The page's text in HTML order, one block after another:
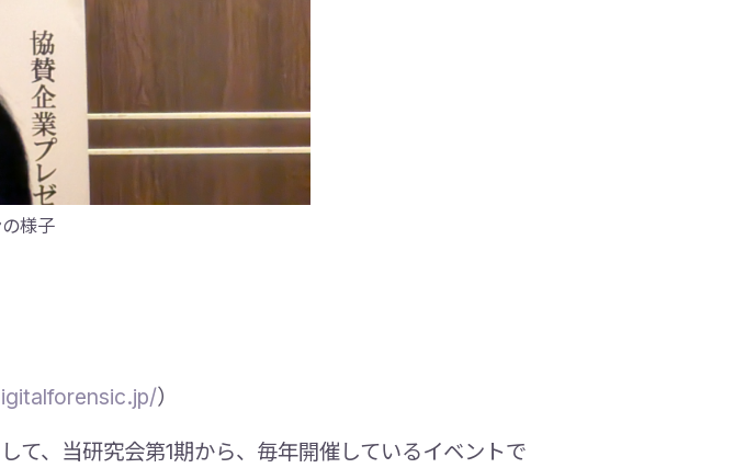
様子
）
て、当研究会第1期から、毎年開催しているイベントで